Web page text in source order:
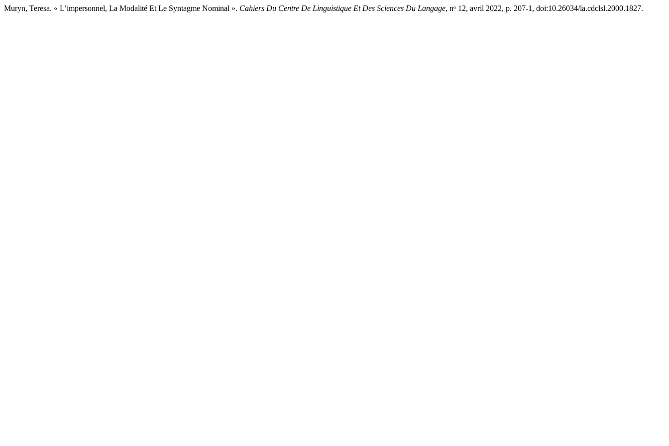
Muryn, Teresa. « L’impersonnel, La Modalité Et Le Syntagme Nominal ». Cahiers Du Centre De Linguistique Et Des Sciences Du Langage, nᵒ 12, avril 2022, p. 207-1, doi:10.26034/la.cdclsl.2000.1827.